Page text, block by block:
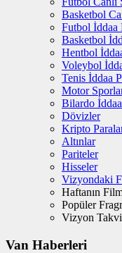
Basketbol
Futbol İddaa
Basketbol
Hentbol
Voleybol
Tenis İddaa
Motor
Bilardo
Dövizler
Kripto
Altınlar
Pariteler
Hisseler
Vizyondaki
Haftanın
Popüler
Vizyon
Van Haberleri